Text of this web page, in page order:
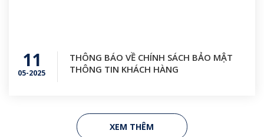
11
05-2025
THÔNG BÁO VỀ CHÍNH SÁCH BẢO MẬT
THÔNG TIN KHÁCH HÀNG
XEM THÊM